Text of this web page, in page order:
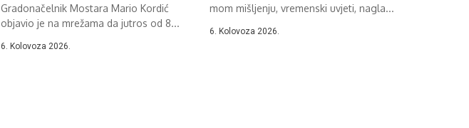
Gradonačelnik Mostara Mario Kordić
objavio je na mrežama da jutros od 8...
6. Kolovoza 2026.
mom mišljenju, vremenski uvjeti, nagla...
6. Kolovoza 2026.